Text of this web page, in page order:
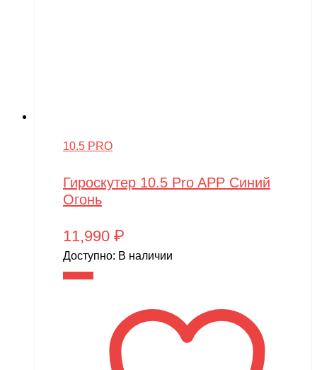
10.5 PRO
Гироскутер 10.5 Pro APP Синий
Огонь
11,990 ₽
Доступно: В наличии